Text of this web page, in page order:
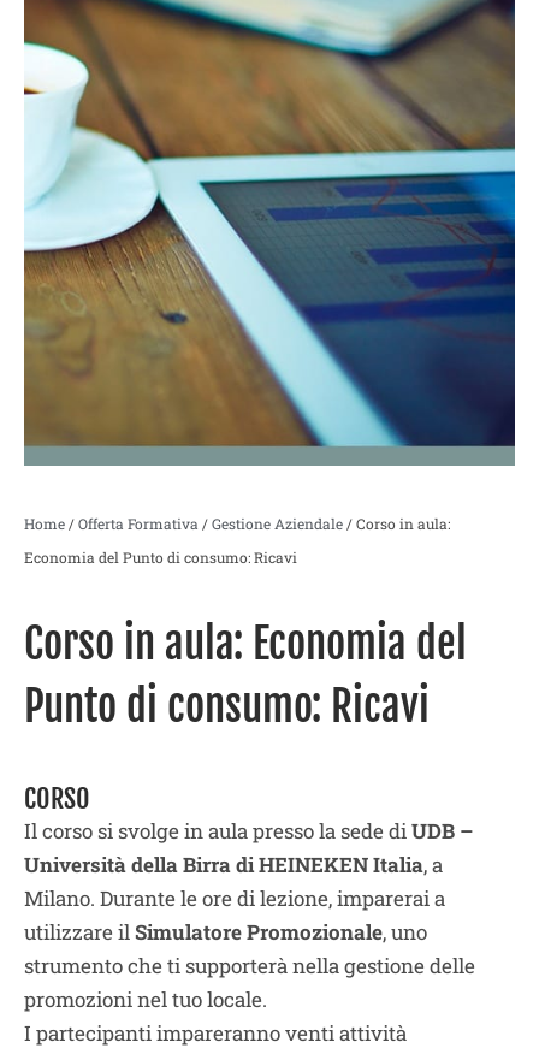
Home/Offerta Formativa /Gestione Aziendale/ Corso in aula:
Economia del Punto di consumo: Ricavi
Corso in aula: Economia del
Punto di consumo: Ricavi
CORSO
Il corso si svolge in aula presso la sede di UDB –
Università della Birra di HEINEKEN Italia, a
Milano. Durante le ore di lezione, imparerai a
utilizzare il Simulatore Promozionale, uno
strumento che ti supporterà nella gestione delle
promozioni nel tuo locale.
I partecipanti impareranno venti attività